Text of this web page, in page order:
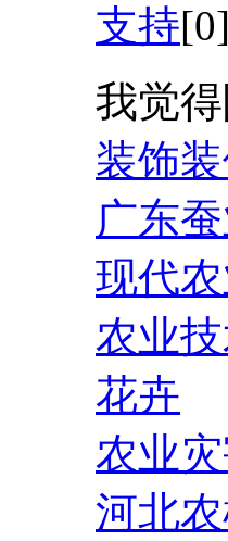
支持[0]
我觉
装饰
广东
现代
农业
花卉
农业
河北